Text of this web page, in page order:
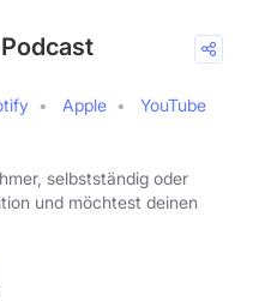
Apple
YouTube
selbstständig oder
und möchtest deinen